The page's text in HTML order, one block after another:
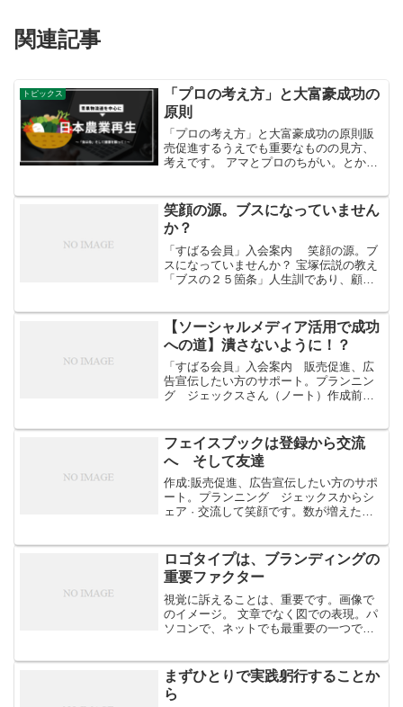
関連記事
トピックス
「プロの考え方」と大富豪成功の
原則
「プロの考え方」と大富豪成功の原則販
売促進するうえでも重要なものの見方、
考えです。 アマとプロのちがい。とか
いこと。プロの気持ちを少しでも持って
行動するだけで違います。...
笑顔の源。ブスになっていません
か？
「すばる会員」入会案内 笑顔の源。ブ
スになっていませんか？ 宝塚伝説の教え
「ブスの２５箇条」人生訓であり、顧客
【ソーシャルメディア活用で成功
への道】潰さないように！？
「すばる会員」入会案内 販売促進、広
告宣伝したい方のサポート。プランニン
グ ジェックスさん（ノート）作成前に
か？」 パートナー、賛同者のことでし
た。 運営者、社長の技...
フェイスブックは登録から交流
へ そして友達
作成:販売促進、広告宣伝したい方のサポ
ート。プランニング ジェックスからシ
ェア · 交流して笑顔です。数が増えたか
する。 前に「販売促進以前の問題！ビジ
ネスか？遊び道楽か...
ロゴタイプは、ブランディングの
重要ファクター
視覚に訴えることは、重要です。画像で
のイメージ。 文章でなく図での表現。パ
ソコンで、ネットでも最重要の一つで
ートで、 「【販売促進戦略】ブランディ
ングってわかります...
まずひとりで実践躬行することか
ら